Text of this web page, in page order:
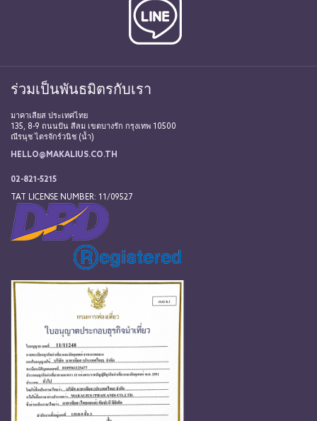
ร่วมเป็นพันธมิตรกับเรา
มาคาเลียส ประเทศไทย
135, 8-9 ถนนปัน สีลม เขตบางรัก กรุงเทพ 10500
ณีรนุช ไตรจักร์วนิช (น้ำ)
HELLO@MAKALIUS.CO.TH
02-821-5215
TAT LICENSE NUMBER: 11/09527